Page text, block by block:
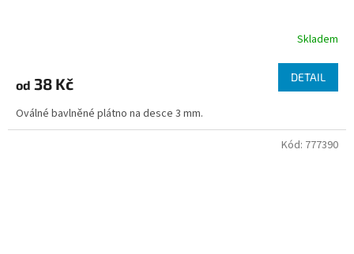
Skladem
od 38 Kč DETAIL
Oválné bavlněné plátno na desce 3 mm.
Kód: 777390